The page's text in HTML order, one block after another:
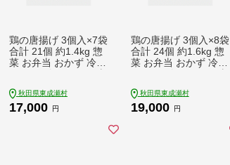
鶏の唐揚げ 3個入×7袋
合計 21個 約1.4kg 惣
菜 お弁当 おかず 冷凍
ン レンジで簡単 唐揚
げ おつまみ 簡単調理
秋田県東成瀬村
17,000 円
鶏の唐揚げ 3個入×8袋
合計 24個 約1.6kg 惣
菜 お弁当 おかず 冷凍
ン レンジで簡単 唐揚
げ おつまみ 簡単調理
秋田県東成瀬村
19,000 円